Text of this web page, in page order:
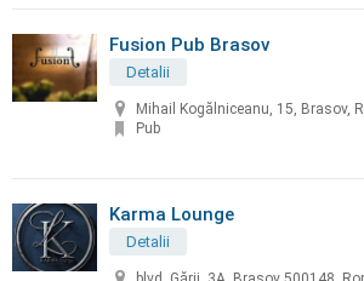
Fusion Pub Brasov
Detalii
Mihail Kogălniceanu, 15, Brasov,
Pub
Karma Lounge
Detalii